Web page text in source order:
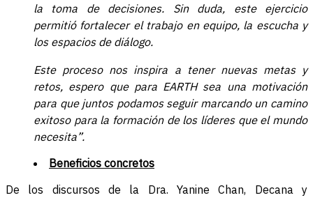
la toma de decisiones. Sin duda, este ejercicio
permitió fortalecer el trabajo en equipo, la escucha y
los espacios de diálogo.
Este proceso nos inspira a tener nuevas metas y
retos, espero que para EARTH sea una motivación
para que juntos podamos seguir marcando un camino
exitoso para la formación de los líderes que el mundo
necesita”.
Beneficios concretos
De los discursos de la Dra. Yanine Chan, Decana y